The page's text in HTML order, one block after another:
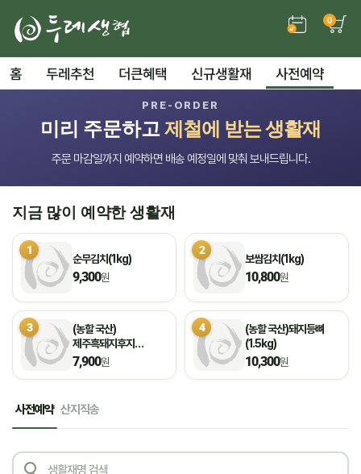
0
홈 두레추천 더큰혜택 신규생활재 사전예약
PRE-ORDER
미리 주문하고제철에 받는 생활재
주문 마감일까지 예약하면 배송 예정일에 맞춰 보내드립니다.
지금 많이 예약한 생활재
1
순무김치(1kg)
9,300원
2
보쌈김치(1kg)
10,800원
3
(농할 국산)
제주흑돼지후지
(불고기용/500g)
7,900원
4
(농할 국산)돼지등뼈
(1.5kg)
10,300원
사전예약 산지직송